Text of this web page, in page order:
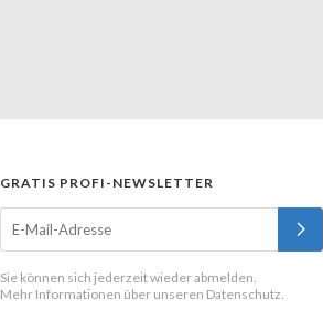
GRATIS PROFI-NEWSLETTER
Sie können sich jederzeit wieder abmelden.
Mehr Informationen über unseren Datenschutz.